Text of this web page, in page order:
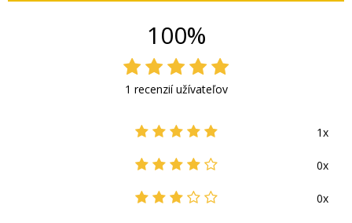
100%
1 recenzií užívateľov
1x
0x
0x